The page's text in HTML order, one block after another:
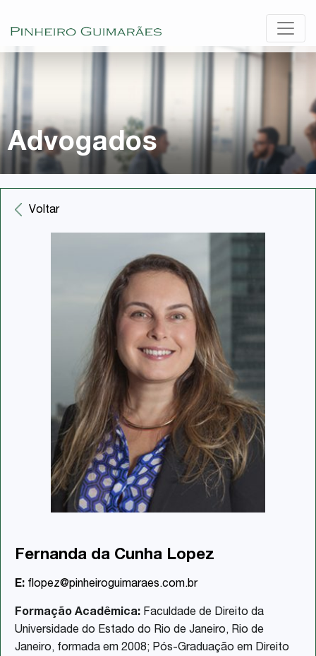
Advogados
Voltar
Fernanda da Cunha Lopez
E: flopez@pinheiroguimaraes.com.br
Formação Acadêmica: Faculdade de Direito da
Universidade do Estado do Rio de Janeiro, Rio de
Janeiro, formada em 2008; Pós-Graduação em Direito